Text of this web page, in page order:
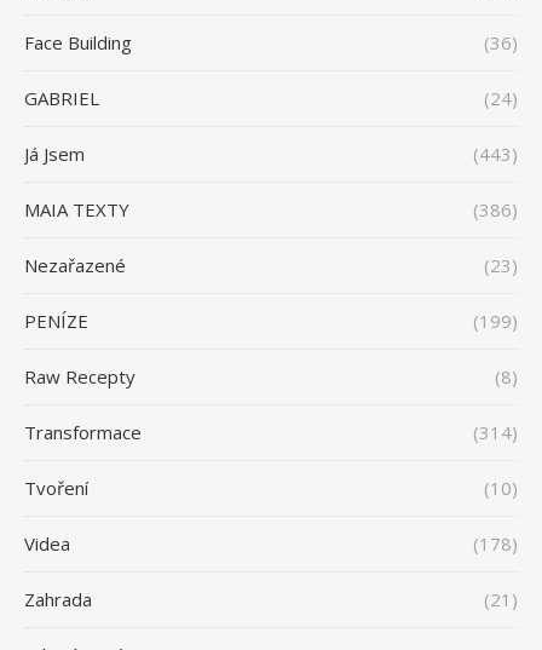
Face Building (36)
GABRIEL (24)
Já Jsem (443)
MAIA TEXTY (386)
Nezařazené (23)
PENÍZE (199)
Raw Recepty (8)
Transformace (314)
Tvoření (10)
Videa (178)
Zahrada (21)